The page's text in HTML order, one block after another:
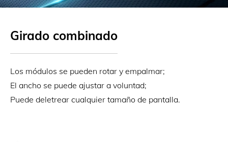
Girado combinado
Los módulos se pueden rotar y empalmar;
El ancho se puede ajustar a voluntad;
Puede deletrear cualquier tamaño de pantalla.